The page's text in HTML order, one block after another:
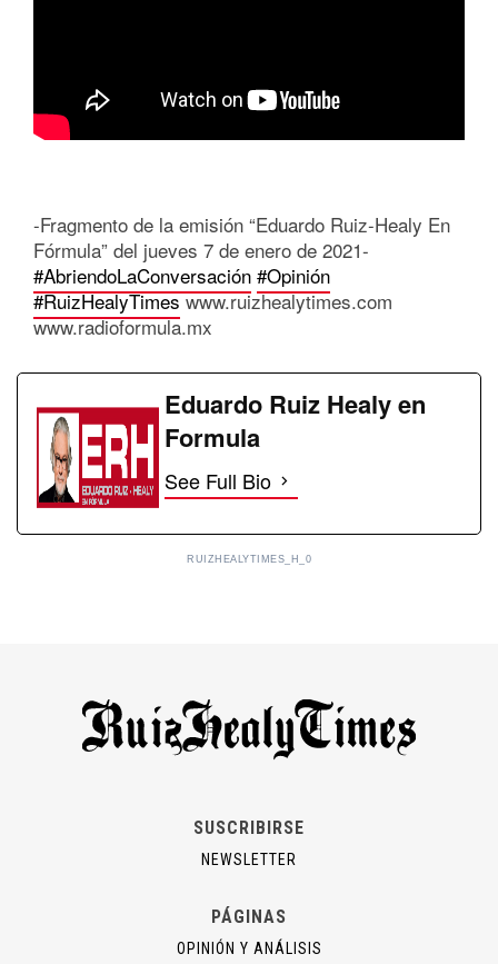
-Fragmento de la emisión “Eduardo Ruiz-Healy En
Fórmula” del jueves 7 de enero de 2021-
#AbriendoLaConversación #Opinión
#RuizHealyTimeswww.ruizhealytimes.com
www.radioformula.mx
Eduardo Ruiz Healy en
Formula
See Full Bio
RUIZHEALYTIMES_H_0
SUSCRIBIRSE
NEWSLETTER
PÁGINAS
OPINIÓN Y ANÁLISIS